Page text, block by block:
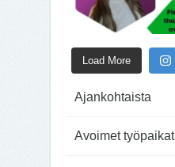
Load More
Ajankohtaista
Avoimet työpaikat